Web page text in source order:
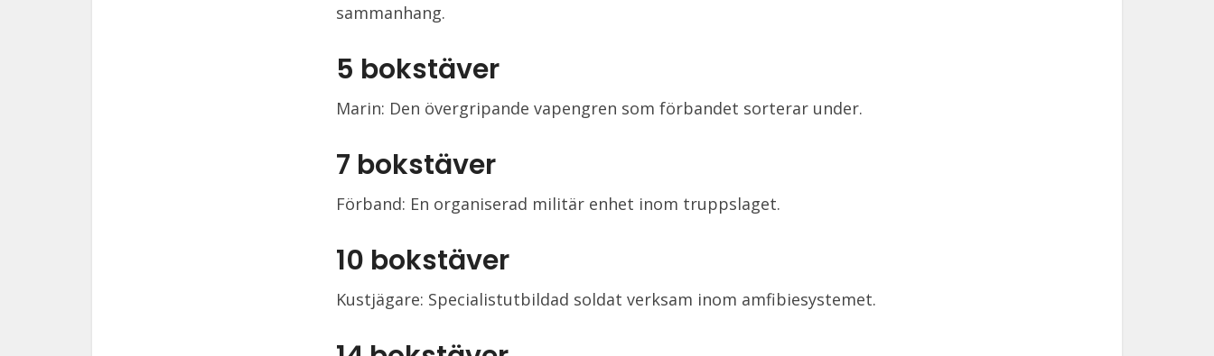
sammanhang.
5 bokstäver
Marin: Den övergripande vapengren som förbandet sorterar under.
7 bokstäver
Förband: En organiserad militär enhet inom truppslaget.
10 bokstäver
Kustjägare: Specialistutbildad soldat verksam inom amfibiesystemet.